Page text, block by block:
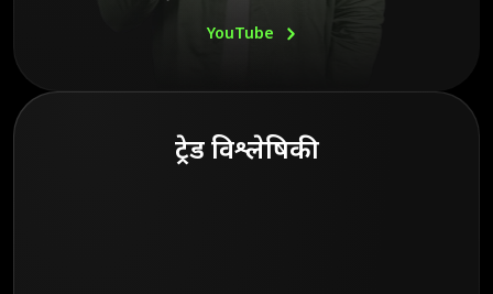
YouTube
ट्रेड विश्लेषिकी